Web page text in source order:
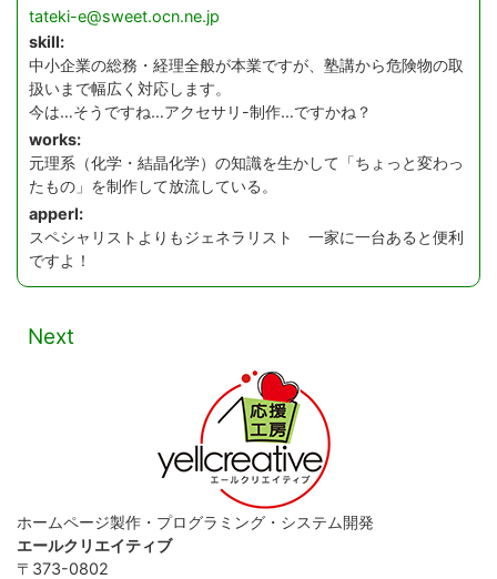
tateki-e@sweet.ocn.ne.jp
skill:
中小企業の総務・経理全般が本業ですが、塾講から危険物の取
扱いまで幅広く対応します。
今は…そうですね…アクセサリ-制作…ですかね？
works:
元理系（化学・結晶化学）の知識を生かして「ちょっと変わっ
たもの」を制作して放流している。
apperl:
スペシャリストよりもジェネラリスト 一家に一台あると便利
ですよ！
Next
ホームページ製作・プログラミング・システム開発
エールクリエイティブ
〒373-0802